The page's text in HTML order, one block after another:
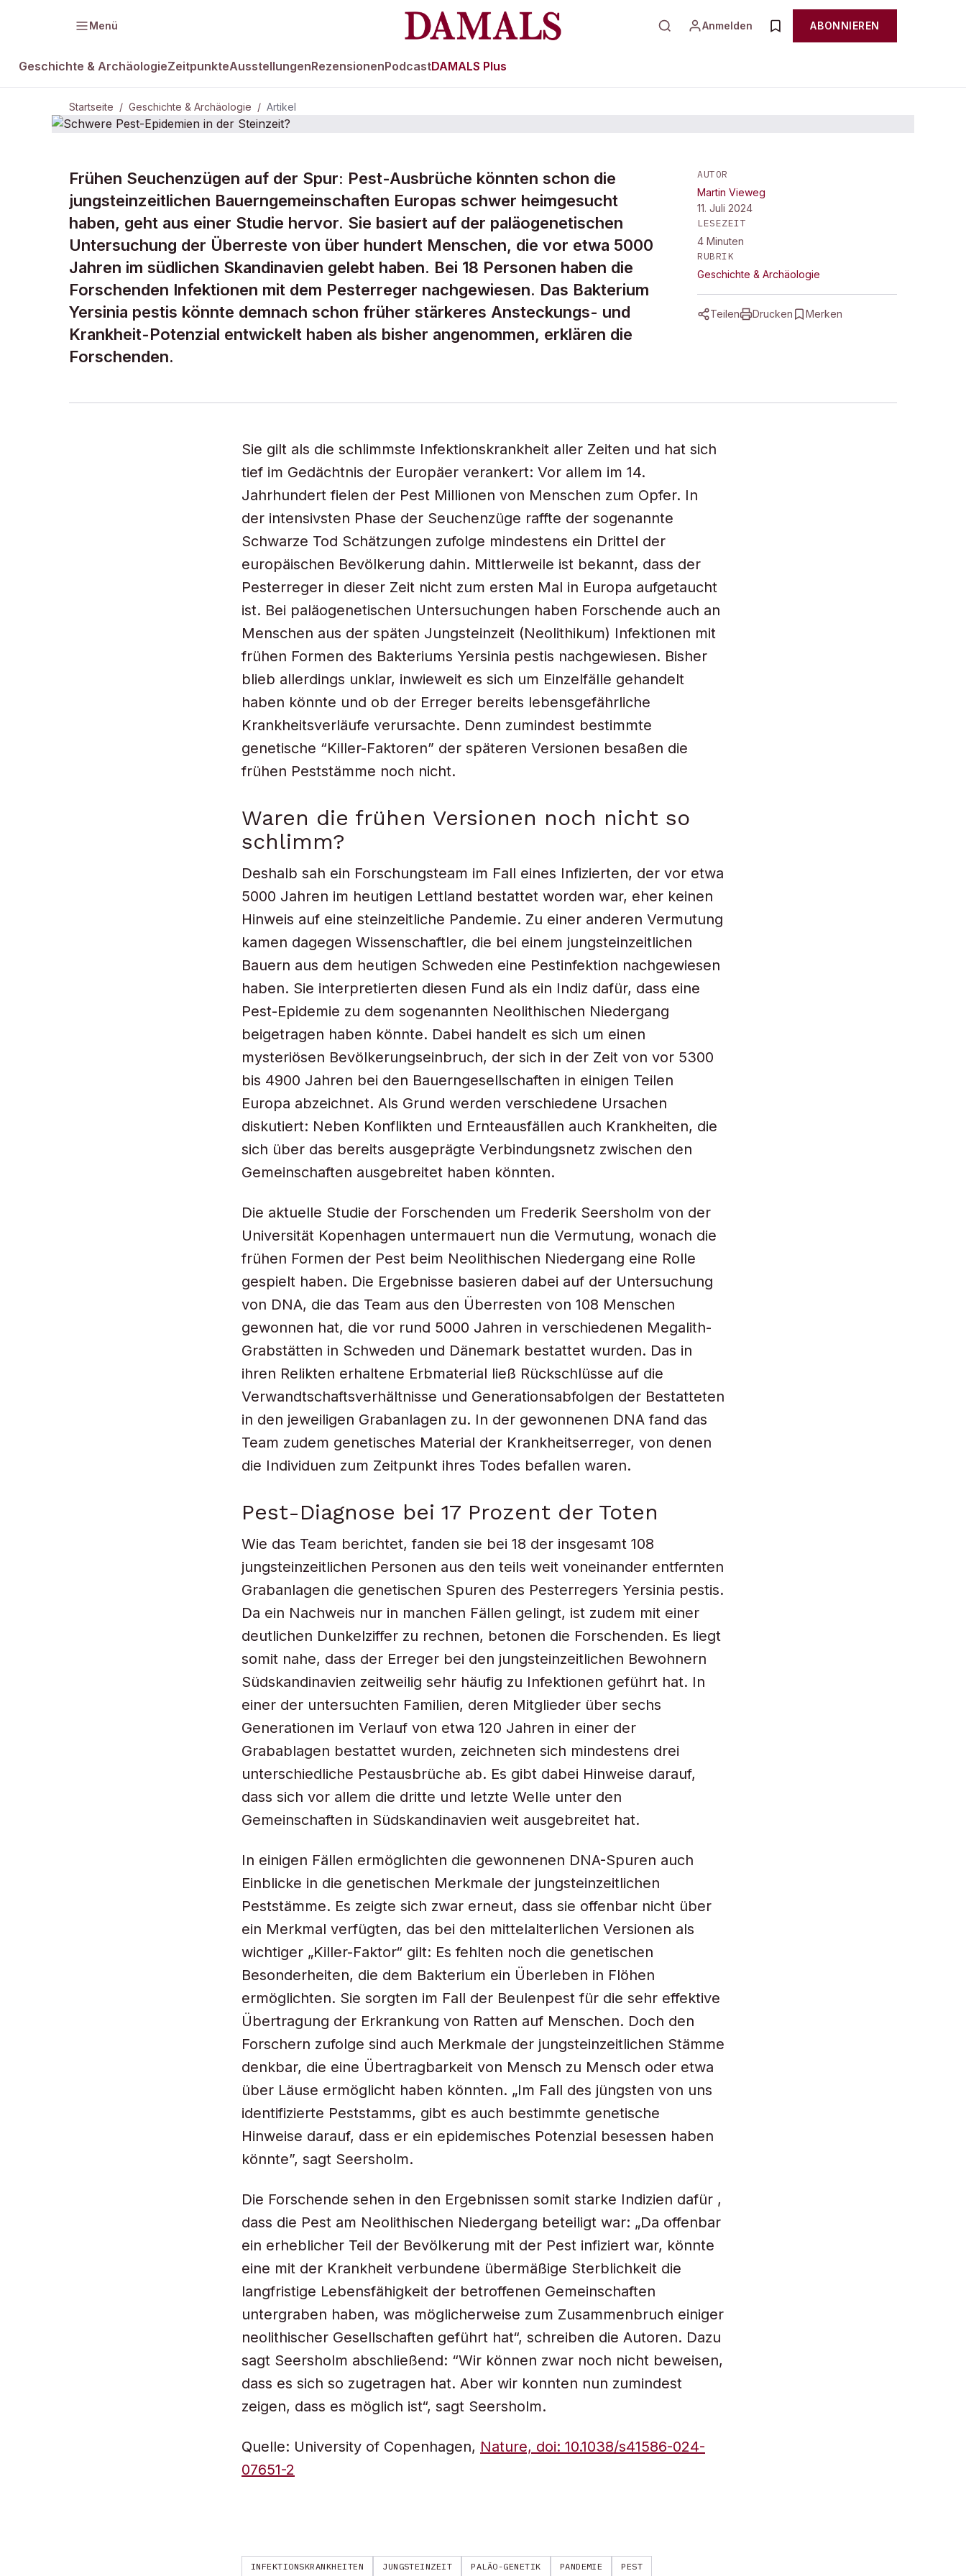
Menü Anmelden ABONNIEREN
Geschichte & ArchäologieZeitpunkteAusstellungenRezensionenPodcastDAMALS Plus
Startseite / Geschichte & Archäologie / Artikel
GESCHICHTE & ARCHÄOLOGIE
Schwere Pest-Epidemien in der
Steinzeit?
Frühen Seuchenzügen auf der Spur: Pest-Ausbrüche könnten schon die
jungsteinzeitlichen Bauerngemeinschaften Europas schwer heimgesucht
haben, geht aus einer Studie hervor. Sie basiert auf der paläogenetischen
Untersuchung der Überreste von über hundert Menschen, die vor etwa 5000
Jahren im südlichen Skandinavien gelebt haben. Bei 18 Personen haben die
Forschenden Infektionen mit dem Pesterreger nachgewiesen. Das Bakterium
Yersinia pestis könnte demnach schon früher stärkeres Ansteckungs- und
Krankheit-Potenzial entwickelt haben als bisher angenommen, erklären die
Forschenden.
AUTOR
Martin Vieweg
11. Juli 2024
LESEZEIT
4 Minuten
RUBRIK
Geschichte & Archäologie
Teilen Drucken Merken
Sie gilt als die schlimmste Infektionskrankheit aller Zeiten und hat sich
tief im Gedächtnis der Europäer verankert: Vor allem im 14.
Jahrhundert fielen der Pest Millionen von Menschen zum Opfer. In
der intensivsten Phase der Seuchenzüge raffte der sogenannte
Schwarze Tod Schätzungen zufolge mindestens ein Drittel der
europäischen Bevölkerung dahin. Mittlerweile ist bekannt, dass der
Pesterreger in dieser Zeit nicht zum ersten Mal in Europa aufgetaucht
ist. Bei paläogenetischen Untersuchungen haben Forschende auch an
Menschen aus der späten Jungsteinzeit (Neolithikum) Infektionen mit
frühen Formen des Bakteriums Yersinia pestis nachgewiesen. Bisher
blieb allerdings unklar, inwieweit es sich um Einzelfälle gehandelt
haben könnte und ob der Erreger bereits lebensgefährliche
Krankheitsverläufe verursachte. Denn zumindest bestimmte
genetische “Killer-Faktoren” der späteren Versionen besaßen die
frühen Peststämme noch nicht.
Waren die frühen Versionen noch nicht so
schlimm?
Deshalb sah ein Forschungsteam im Fall eines Infizierten, der vor etwa
5000 Jahren im heutigen Lettland bestattet worden war, eher keinen
Hinweis auf eine steinzeitliche Pandemie. Zu einer anderen Vermutung
kamen dagegen Wissenschaftler, die bei einem jungsteinzeitlichen
Bauern aus dem heutigen Schweden eine Pestinfektion nachgewiesen
haben. Sie interpretierten diesen Fund als ein Indiz dafür, dass eine
Pest-Epidemie zu dem sogenannten Neolithischen Niedergang
beigetragen haben könnte. Dabei handelt es sich um einen
mysteriösen Bevölkerungseinbruch, der sich in der Zeit von vor 5300
bis 4900 Jahren bei den Bauerngesellschaften in einigen Teilen
Europa abzeichnet. Als Grund werden verschiedene Ursachen
diskutiert: Neben Konflikten und Ernteausfällen auch Krankheiten, die
sich über das bereits ausgeprägte Verbindungsnetz zwischen den
Gemeinschaften ausgebreitet haben könnten.
Die aktuelle Studie der Forschenden um Frederik Seersholm von der
Universität Kopenhagen untermauert nun die Vermutung, wonach die
frühen Formen der Pest beim Neolithischen Niedergang eine Rolle
gespielt haben. Die Ergebnisse basieren dabei auf der Untersuchung
von DNA, die das Team aus den Überresten von 108 Menschen
gewonnen hat, die vor rund 5000 Jahren in verschiedenen Megalith-
Grabstätten in Schweden und Dänemark bestattet wurden. Das in
ihren Relikten erhaltene Erbmaterial ließ Rückschlüsse auf die
Verwandtschaftsverhältnisse und Generationsabfolgen der Bestatteten
in den jeweiligen Grabanlagen zu. In der gewonnenen DNA fand das
Team zudem genetisches Material der Krankheitserreger, von denen
die Individuen zum Zeitpunkt ihres Todes befallen waren.
Pest-Diagnose bei 17 Prozent der Toten
Wie das Team berichtet, fanden sie bei 18 der insgesamt 108
jungsteinzeitlichen Personen aus den teils weit voneinander entfernten
Grabanlagen die genetischen Spuren des Pesterregers Yersinia pestis.
Da ein Nachweis nur in manchen Fällen gelingt, ist zudem mit einer
deutlichen Dunkelziffer zu rechnen, betonen die Forschenden. Es liegt
somit nahe, dass der Erreger bei den jungsteinzeitlichen Bewohnern
Südskandinavien zeitweilig sehr häufig zu Infektionen geführt hat. In
einer der untersuchten Familien, deren Mitglieder über sechs
Generationen im Verlauf von etwa 120 Jahren in einer der
Grabablagen bestattet wurden, zeichneten sich mindestens drei
unterschiedliche Pestausbrüche ab. Es gibt dabei Hinweise darauf,
dass sich vor allem die dritte und letzte Welle unter den
Gemeinschaften in Südskandinavien weit ausgebreitet hat.
In einigen Fällen ermöglichten die gewonnenen DNA-Spuren auch
Einblicke in die genetischen Merkmale der jungsteinzeitlichen
Peststämme. Es zeigte sich zwar erneut, dass sie offenbar nicht über
ein Merkmal verfügten, das bei den mittelalterlichen Versionen als
wichtiger „Killer-Faktor“ gilt: Es fehlten noch die genetischen
Besonderheiten, die dem Bakterium ein Überleben in Flöhen
ermöglichten. Sie sorgten im Fall der Beulenpest für die sehr effektive
Übertragung der Erkrankung von Ratten auf Menschen. Doch den
Forschern zufolge sind auch Merkmale der jungsteinzeitlichen Stämme
denkbar, die eine Übertragbarkeit von Mensch zu Mensch oder etwa
über Läuse ermöglicht haben könnten. „Im Fall des jüngsten von uns
identifizierte Peststamms, gibt es auch bestimmte genetische
Hinweise darauf, dass er ein epidemisches Potenzial besessen haben
könnte”, sagt Seersholm.
Die Forschende sehen in den Ergebnissen somit starke Indizien dafür ,
dass die Pest am Neolithischen Niedergang beteiligt war: „Da offenbar
ein erheblicher Teil der Bevölkerung mit der Pest infiziert war, könnte
eine mit der Krankheit verbundene übermäßige Sterblichkeit die
langfristige Lebensfähigkeit der betroffenen Gemeinschaften
untergraben haben, was möglicherweise zum Zusammenbruch einiger
neolithischer Gesellschaften geführt hat“, schreiben die Autoren. Dazu
sagt Seersholm abschließend: “Wir können zwar noch nicht beweisen,
dass es sich so zugetragen hat. Aber wir konnten nun zumindest
zeigen, dass es möglich ist“, sagt Seersholm.
Quelle: University of Copenhagen, Nature, doi: 10.1038/s41586-024-
07651-2
INFEKTIONSKRANKHEITEN JUNGSTEINZEIT PALÄO-GENETIK PANDEMIE PEST